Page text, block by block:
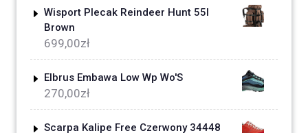
Wisport Plecak Reindeer Hunt 55l
Brown
699,00zł
Elbrus Embawa Low Wp Wo'S
270,00zł
Scarpa Kalipe Free Czerwony 34448